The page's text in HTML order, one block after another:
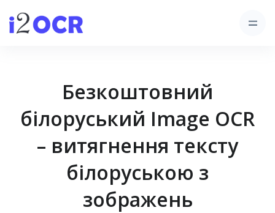
Безкоштовний
білоруський Image OCR
– витягнення тексту
білоруською з
зображень